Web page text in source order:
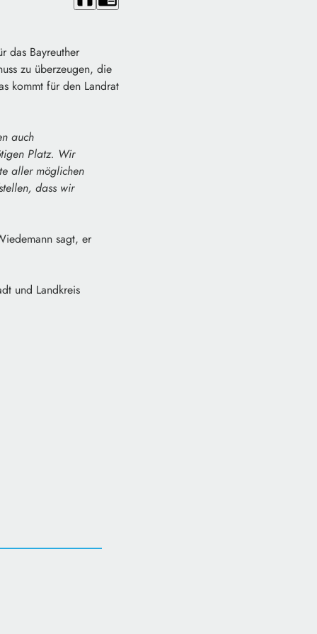
das Bayreuther
zu überzeugen, die
kommt für den Landrat
auch
Platz. Wir
aller möglichen
dass wir
sagt, er
und Landkreis